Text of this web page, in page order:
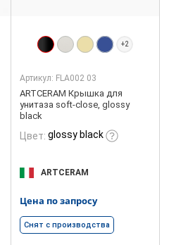
+2
Артикул: FLA002 03
ARTCERAM Крышка для
унитаза soft-close, glossy
black
Цвет: glossy black
ARTCERAM
Цена по запросу
Снят с производства